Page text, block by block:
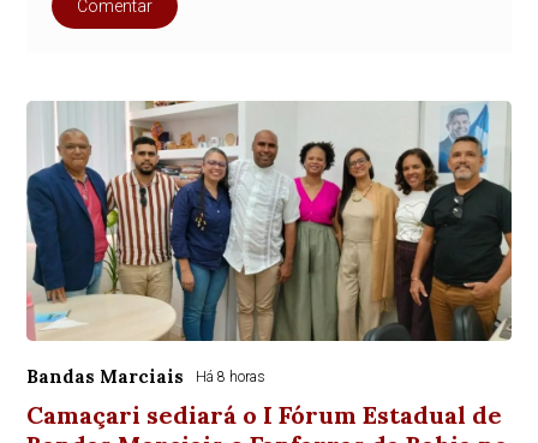
Comentar
Bandas Marciais Há 8 horas
Camaçari sediará o I Fórum Estadual de